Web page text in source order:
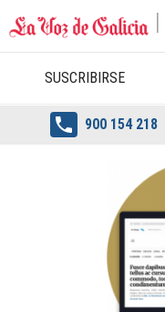
SUSCRIBIRSE
 900 154 218